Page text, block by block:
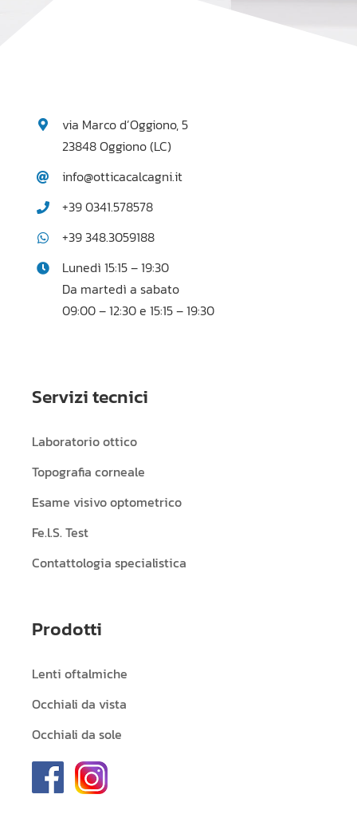
via Marco d’Oggiono, 5
23848 Oggiono (LC)
info@otticacalcagni.it
+39 0341.578578
+39 348.3059188
Lunedì 15:15 – 19:30
Da martedì a sabato
09:00 – 12:30 e 15:15 – 19:30
Servizi tecnici
Laboratorio ottico
Topografia corneale
Esame visivo optometrico
Fe.l.S. Test
Contattologia specialistica
Prodotti
Lenti oftalmiche
Occhiali da vista
Occhiali da sole